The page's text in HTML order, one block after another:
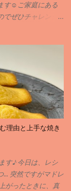
す☺️ご家庭にある
ぜひチャレンジ
方を紹介させても
ことがありまし
DMしていただけ
♪
理由と上手な焼き
す♪ 今日は、レシ
… 突然ですがマドレ
がったときに、真